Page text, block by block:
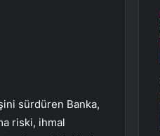
sürdüren Banka,
riski, ihmal